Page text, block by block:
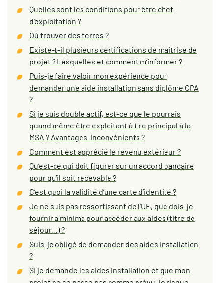
Quelles sont les conditions pour être chef
d’exploitation ?
Où trouver des terres ?
Existe-t-il plusieurs certifications de maitrise de
projet ? Lesquelles et comment m’informer ?
Puis-je faire valoir mon expérience pour
demander une aide installation sans diplôme CPA
?
Si je suis double actif, est-ce que le pourrais
quand même être exploitant à tire principal à la
MSA ? Avantages-inconvénients ?
Comment est apprécié le revenu extérieur ?
Qu’est-ce qui doit figurer sur un accord bancaire
pour qu’il soit recevable ?
C’est quoi la validité d’une carte d’identité ?
Je ne suis pas ressortissant de l’UE, que dois-je
fournir a minima pour accéder aux aides (titre de
séjour…) ?
Suis-je obligé de demander des aides installation
?
Si je demande les aides installation et que mon